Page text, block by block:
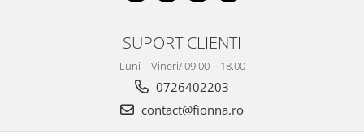
SUPORT CLIENTI
Luni – Vineri/ 09.00 – 18.00
0726402203
contact@fionna.ro